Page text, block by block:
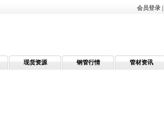
会员登录
现货资源 钢管行情 管材资讯